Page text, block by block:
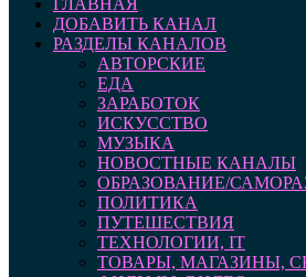
ГЛАВНАЯ
ДОБАВИТЬ КАНАЛ
РАЗДЕЛЫ КАНАЛОВ
АВТОРСКИЕ
ЕДА
ЗАРАБОТОК
ИСКУССТВО
МУЗЫКА
НОВОСТНЫЕ КАНАЛЫ
ОБРАЗОВАНИЕ/
ПОЛИТИКА
ПУТЕШЕСТВИЯ
ТЕХНОЛОГИИ, IT
ТОВАРЫ, МАГАЗИНЫ,